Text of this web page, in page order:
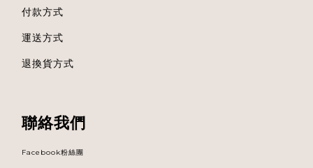
付款方式
運送方式
退換貨方式
聯絡我們
Facebook粉絲團